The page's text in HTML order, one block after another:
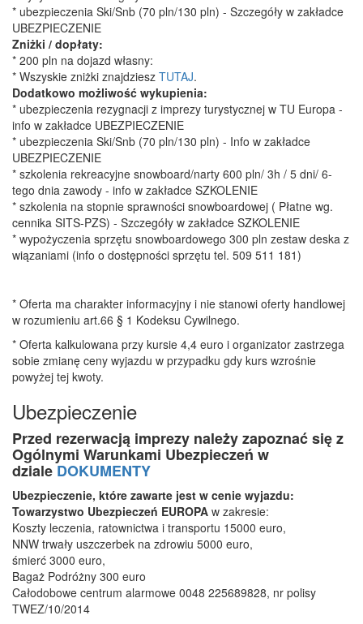
* ubezpieczenia Ski/Snb (70 pln/130 pln) - Szczegóły w zakładce
UBEZPIECZENIE
Zniżki / dopłaty:
* 200 pln na dojazd własny:
* Wszyskie zniżki znajdziesz TUTAJ.
Dodatkowo możliwość wykupienia:
* ubezpieczenia rezygnacji z imprezy turystycznej w TU Europa -
info w zakładce UBEZPIECZENIE
* ubezpieczenia Ski/Snb (70 pln/130 pln) - Info w zakładce
UBEZPIECZENIE
* szkolenia rekreacyjne snowboard/narty 600 pln/ 3h / 5 dni/ 6-
tego dnia zawody - info w zakładce SZKOLENIE
* szkolenia na stopnie sprawności snowboardowej ( Płatne wg.
cennika SITS-PZS) - Szczegóły w zakładce SZKOLENIE
* wypożyczenia sprzętu snowboardowego 300 pln zestaw deska z
wiązaniami (info o dostępności sprzętu tel. 509 511 181)
* Oferta ma charakter informacyjny i nie stanowi oferty handlowej
w rozumieniu art.66 § 1 Kodeksu Cywilnego.
* Oferta kalkulowana przy kursie 4,4 euro i organizator zastrzega
sobie zmianę ceny wyjazdu w przypadku gdy kurs wzrośnie
powyżej tej kwoty.
Ubezpieczenie
Przed rezerwacją imprezy należy zapoznać się z
Ogólnymi Warunkami Ubezpieczeń w
dzialeDOKUMENTY
Ubezpieczenie, które zawarte jest w cenie wyjazdu:
Towarzystwo Ubezpieczeń EUROPA w zakresie:
Koszty leczenia, ratownictwa i transportu 15000 euro,
NNW trwały uszczerbek na zdrowiu 5000 euro,
śmierć 3000 euro,
Bagaż Podróżny 300 euro
Całodobowe centrum alarmowe 0048 225689828, nr polisy
TWEZ/10/2014